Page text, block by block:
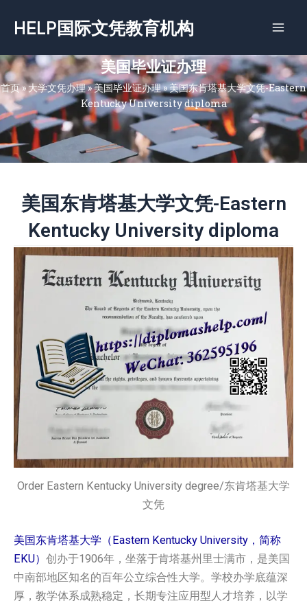
容
HELP国际文凭教育机构
美国毕业证办理
首页»大学文凭办理»美国毕业证办理»美国东肯塔基大学文凭-Eastern
Kentucky University diploma
美国东肯塔基大学文凭-Eastern
Kentucky University diploma
Order Eastern Kentucky University degree/东肯塔基大学
文凭
美国东肯塔基大学（Eastern Kentucky University，简称
EKU） 创办于1906年，坐落于肯塔基州里士满市，是美国
中南部地区知名的百年公立综合性大学。学校办学底蕴深
厚，教学体系成熟稳定，长期专注应用型人才培养，以学